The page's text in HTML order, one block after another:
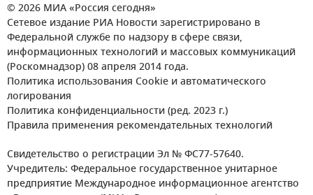
© 2026 МИА «Россия сегодня»
Сетевое издание РИА Новости зарегистрировано в
Федеральной службе по надзору в сфере связи,
информационных технологий и массовых коммуникаций
(Роскомнадзор) 08 апреля 2014 года.
Политика использования Cookie и автоматического
логирования
Политика конфиденциальности (ред. 2023 г.)
Правила применения рекомендательных технологий
Свидетельство о регистрации Эл № ФС77-57640.
Учредитель: Федеральное государственное унитарное
предприятие Международное информационное агентство